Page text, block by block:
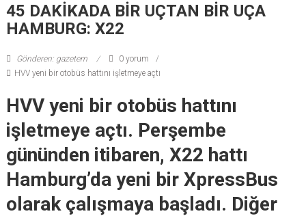
45 DAKİKADA BİR UÇTAN BİR UÇA
HAMBURG: X22
Gönderen: gazetem
0 yorum
HVV yeni bir otobüs hattını işletmeye açtı
HVV yeni bir otobüs hattını
işletmeye açtı. Perşembe
gününden itibaren, X22 hattı
Hamburg’da yeni bir XpressBus
olarak çalışmaya başladı. Diğer